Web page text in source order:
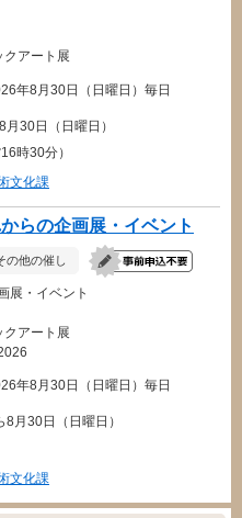
アート展
年8月30日（日曜日）毎日
30日（日曜日）
30分）
文化課
らの企画展・イベント
の他の催し
展・イベント
アート展
年8月30日（日曜日）毎日
月30日（日曜日）
文化課